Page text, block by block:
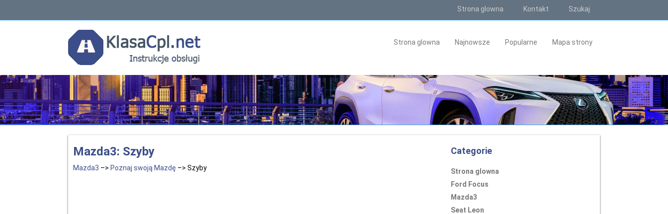
Strona glowna Kontakt Szukaj
Strona glowna Najnowsze Popularne Mapa strony
Mazda3: Szyby
Mazda3 –> Poznaj swoją Mazdę –> Szyby
Categorie
Strona glowna
Ford Focus
Mazda3
Seat Leon